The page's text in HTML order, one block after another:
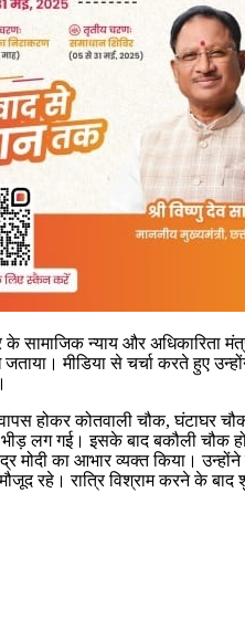
न्याय और अधिकारिता
मीडिया से चर्चा करते हुए
वापस होकर कोतवाली चौक,
लग गई। इसके बाद बकौली चौक
मोदी का आभार व्यक्त किया।
रहे। रात्रि विश्राम करने के